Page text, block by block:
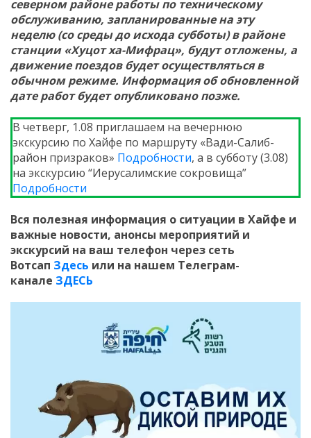
северном районе работы по техническому
обслуживанию, запланированные на эту
неделю (со среды до исхода субботы) в районе
станции «Хуцот ха-Мифрац», будут отложены, а
движение поездов будет осуществляться в
обычном режиме. Информация об обновленной
дате работ будет опубликовано позже.
В четверг, 1.08 приглашаем на вечернюю
экскурсию по Хайфе по маршруту «Вади-Салиб-
район призраков» Подробности, а в субботу (3.08)
на экскурсию “Иерусалимские сокровища”
Подробности
Вся полезная информация о ситуации в Хайфе и
важные новости, анонсы мероприятий и
экскурсий на ваш телефон через сеть
Вотсап Здесь или на нашем Телеграм-
канале ЗДЕСЬ